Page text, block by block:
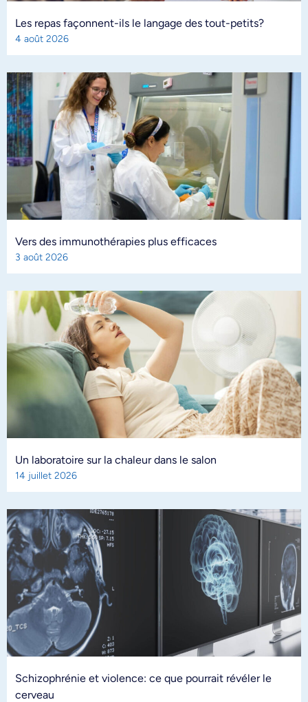
Les repas façonnent-ils le langage des tout-petits?
4 août 2026
Vers des immunothérapies plus efficaces
3 août 2026
Un laboratoire sur la chaleur dans le salon
14 juillet 2026
Schizophrénie et violence: ce que pourrait révéler le
cerveau